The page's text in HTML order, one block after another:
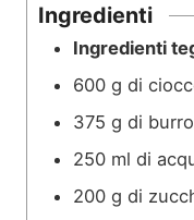
Ingredienti
Ingredienti
600 g di
375 g di burro
250 ml di
200 g di